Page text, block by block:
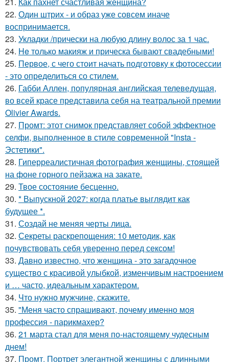
22. Один штрих - и образ уже совсем иначе
воспринимается.
23. Укладки /прически на любую длину волос за 1 час.
24. He только макияж и прическа бывают свадебными!
25. Первое, с чего стоит начать подготовку к фотосессии
- это определиться со стилем.
26. Габби Аллен, популярная английская телеведущая,
во всей красе представила себя на театральной премии
Olivier Awards.
27. Промт: этот снимок представляет собой эффектное
селфи, выполненное в стиле современной "Insta -
Эстетики".
28. Гиперреалистичная фотография женщины, стоящей
на фоне горного пейзажа на закате.
29. Твое состояние бесценно.
30. * Выпускной 2027: когда платье выглядит как
будущее *.
31. Создай не меняя черты лица.
32. Секреты раскрепощения: 10 методик, как
почувствовать себя уверенно перед сексом!
33. Давно известно, что женщина - это загадочное
существо с красивой улыбкой, изменчивым настроением
и … часто, идеальным характером.
34. Что нужно мужчине, скажите.
35. "Меня часто спрашивают, почему именно моя
профессия - парикмахер?
36. 21 марта стал для меня по-настоящему чудесным
днем!
37. Промт. Портрет элегантной женщины с длинными